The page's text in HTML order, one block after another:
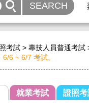
考試 > 專技人員普通考試
6 ~ 6/7 考試。
就業考試 證照考